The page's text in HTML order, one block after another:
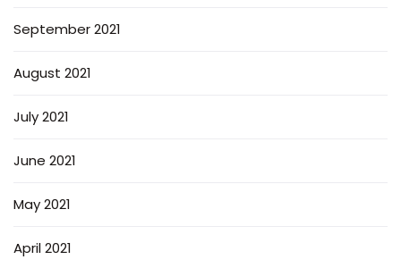
September 2021
August 2021
July 2021
June 2021
May 2021
April 2021